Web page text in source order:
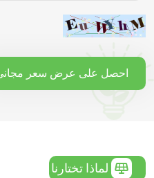
احصل على عرض سعر مجاني!
لماذا تختارنا